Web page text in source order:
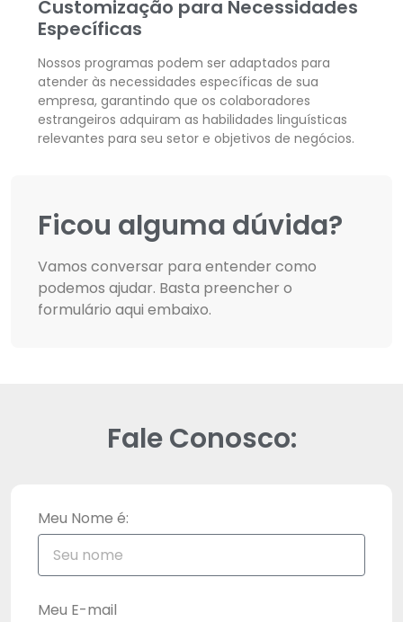
Customização para Necessidades
Específicas
Nossos programas podem ser adaptados para
atender às necessidades específicas de sua
empresa, garantindo que os colaboradores
estrangeiros adquiram as habilidades linguísticas
relevantes para seu setor e objetivos de negócios.
Ficou alguma dúvida?
Vamos conversar para entender como
podemos ajudar. Basta preencher o
formulário aqui embaixo.
Fale Conosco:
Meu Nome é:
Meu E-mail